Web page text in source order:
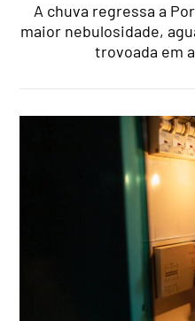
A chuva regressa a
maior nebulosidade,
trovoada em